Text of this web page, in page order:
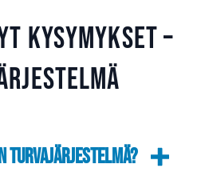
kysymykset –
turvajärjestelmä?